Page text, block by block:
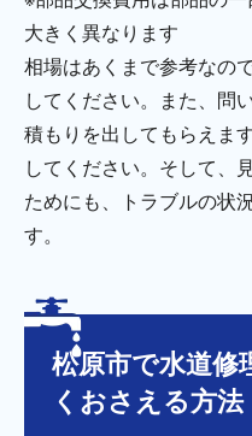
大きく異なります
相場はあくまで参考なの
してください。また、問
積もりを出してもらえま
してください。そして、
ためにも、トラブルの状
す。
松原市で水道修
くおさえる方法